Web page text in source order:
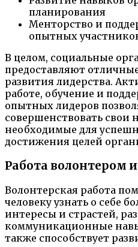
планирования
Менторство и
опытных
В целом, социальные
предоставляют
развития лидерства.
работе, обучение и
опытных лидеров
совершенствовать свои
необходимые для
достижения целей
Работа волонтером
Волонтерская работа
человеку узнать о себе
интересы и страстей,
коммуникационные
также способствует